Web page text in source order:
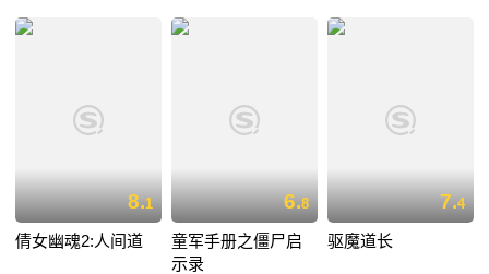
8.1
倩女幽魂2:人间道
6.8
童军手册之僵尸启
示录
7.4
驱魔道长